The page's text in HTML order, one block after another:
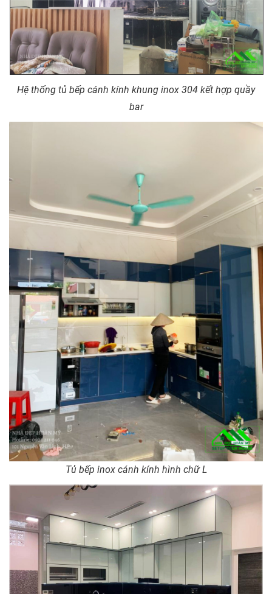
Hệ thống tủ bếp cánh kính khung inox 304 kết hợp quầy
bar
Tủ bếp inox cánh kính hình chữ L